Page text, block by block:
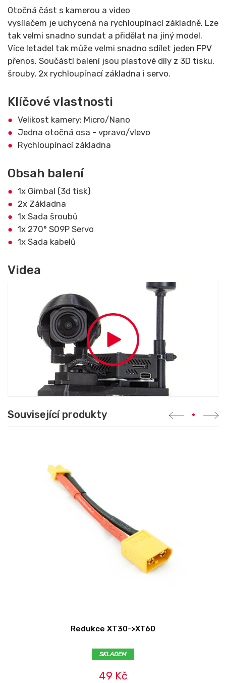
Otočná část s kamerou a video
vysílačem je uchycená na rychloupínací základně. Lze
tak velmi snadno sundat a přidělat na jiný model.
Více letadel tak může velmi snadno sdílet jeden FPV
přenos. Součástí balení jsou plastové díly z 3D tisku,
šrouby, 2x rychloupínací základna i servo.
Klíčové vlastnosti
Velikost kamery: Micro/Nano
Jedna otočná osa - vpravo/vlevo
Rychloupínací základna
Obsah balení
1x Gimbal (3d tisk)
2x Základna
1x Sada šroubů
1x 270° S09P Servo
1x Sada kabelů
Videa
Související produkty •
Redukce XT30->XT60
SKLADEM
49 Kč